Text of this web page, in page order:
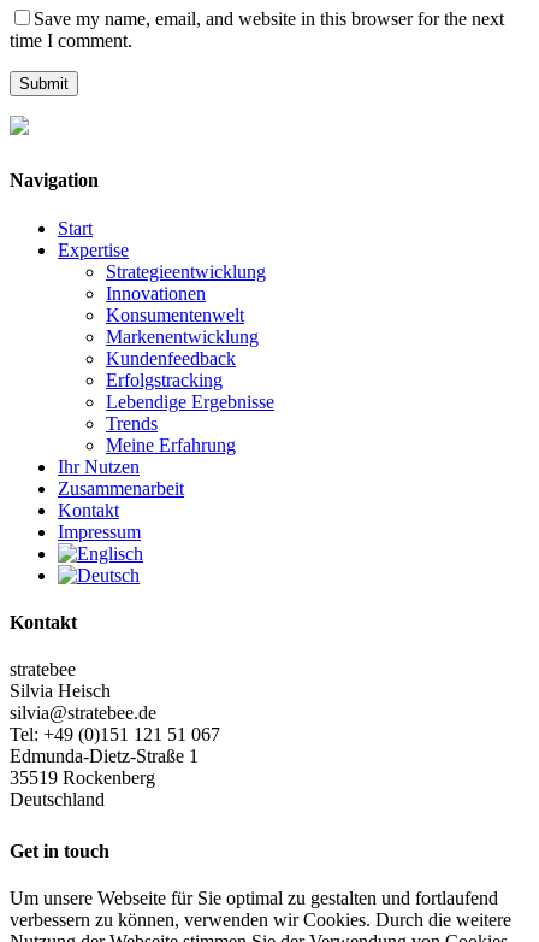
Save my name, email, and website in this browser for the next
time I comment.
Navigation
Start
Expertise
Strategieentwicklung
Innovationen
Konsumentenwelt
Markenentwicklung
Kundenfeedback
Erfolgstracking
Lebendige Ergebnisse
Trends
Meine Erfahrung
Ihr Nutzen
Zusammenarbeit
Kontakt
Impressum
Kontakt
stratebee
Silvia Heisch
silvia@stratebee.de
Tel: +49 (0)151 121 51 067
Edmunda-Dietz-Straße 1
35519 Rockenberg
Deutschland
Get in touch
Um unsere Webseite für Sie optimal zu gestalten und fortlaufend
verbessern zu können, verwenden wir Cookies. Durch die weitere